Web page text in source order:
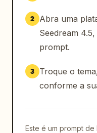
2
Abra uma
Seedream
prompt.
3
Troque o
conforme a
Este é um prompt